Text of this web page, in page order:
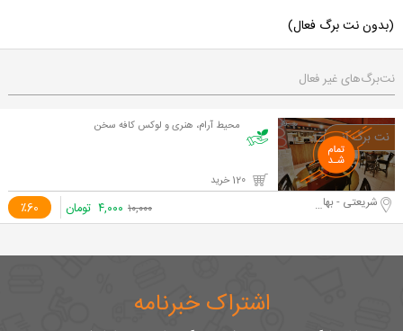
(بدون نت برگ فعال)
نت‌برگ‌های غیر فعال
محیط آرام، هنری و لوکس کافه سخن
٪60 شریعتی - بهار شیراز ۱۰,۰۰۰ ۴,۰۰۰ تومان
اشتراک خبرنامه